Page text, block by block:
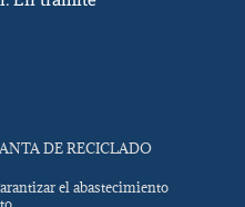
DE RECICLADO
el abastecimiento